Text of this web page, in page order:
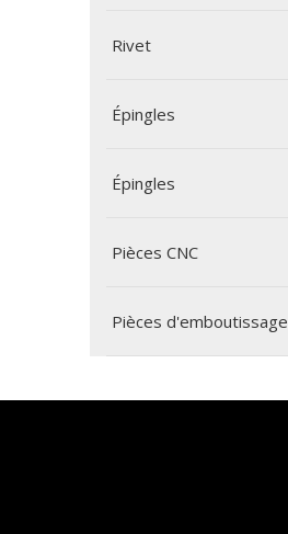
Rivet
Épingles
Épingles
Pièces CNC
Pièces d'emboutissage